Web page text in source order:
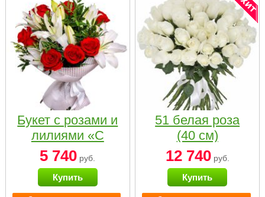
Букет с розами и
лилиями «С
наилучшими
пожеланиями»
5 740 руб.
Купить
51 белая роза
(40 см)
12 740руб.
Купить